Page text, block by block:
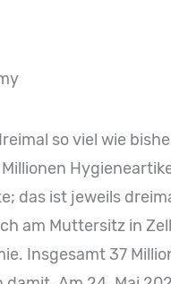
so viel wie
das ist jeweils
am Muttersitz in
Insgesamt 37